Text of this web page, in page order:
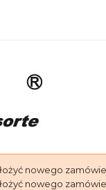
nowego
nowego